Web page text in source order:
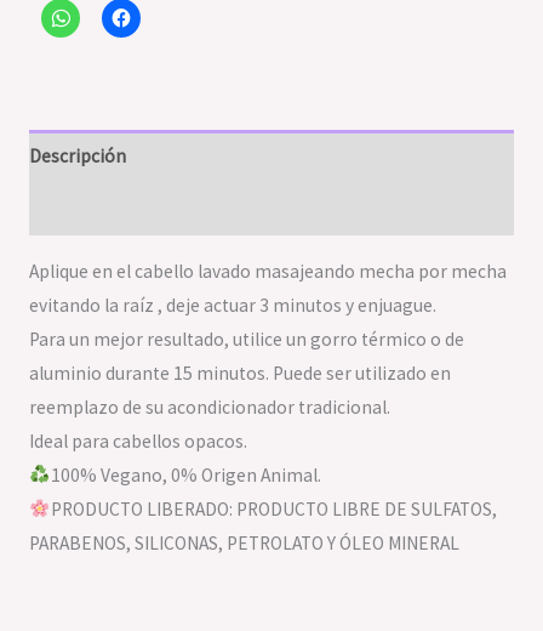
Descripción
Aplique en el cabello lavado masajeando mecha por mecha
evitando la raíz , deje actuar 3 minutos y enjuague.
Para un mejor resultado, utilice un gorro térmico o de
aluminio durante 15 minutos. Puede ser utilizado en
reemplazo de su acondicionador tradicional.
Ideal para cabellos opacos.
100% Vegano, 0% Origen Animal.
PRODUCTO LIBERADO: PRODUCTO LIBRE DE SULFATOS,
PARABENOS, SILICONAS, PETROLATO Y ÓLEO MINERAL